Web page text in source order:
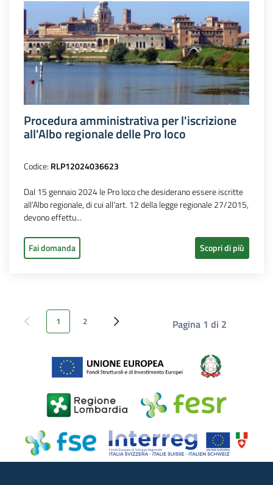
Procedura amministrativa per l'iscrizione
all'Albo regionale delle Pro loco
Codice: RLP12024036623
Dal 15 gennaio 2024 le Pro loco che desiderano essere iscritte
all’Albo regionale, di cui all'art. 12 della legge regionale 27/2015,
devono effettu...
Fai domanda Scopri di più
Pagina precedente
1 2 Pagina successivaPagina 1 di 2